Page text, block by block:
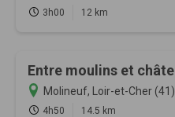
3h00 12 km
Entre moulins et
Molineuf, Loir-et-Cher (41)
4h50 14.5 km